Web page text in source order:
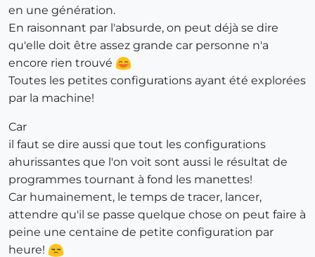
en une génération.
En raisonnant par l'absurde, on peut déjà se dire
qu'elle doit être assez grande car personne n'a
encore rien trouvé
Toutes les petites configurations ayant été explorées
par la machine!
Car
il faut se dire aussi que tout les configurations
ahurissantes que l'on voit sont aussi le résultat de
programmes tournant à fond les manettes!
Car humainement, le temps de tracer, lancer,
attendre qu'il se passe quelque chose on peut faire à
peine une centaine de petite configuration par
heure!